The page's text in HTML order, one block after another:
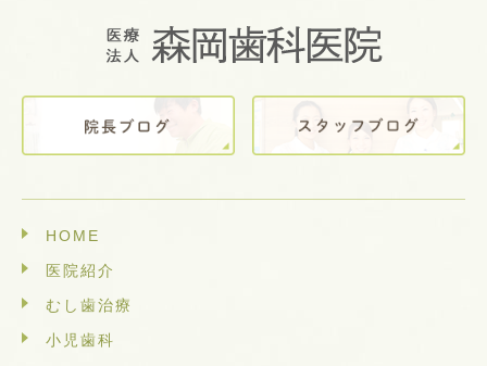
HOME
医院紹介
むし歯治療
小児歯科